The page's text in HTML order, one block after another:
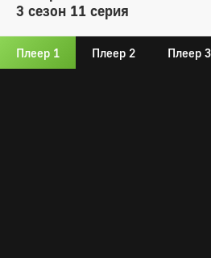
3 сезон 11 серия
Плеер 1 Плеер 2 Плеер 3